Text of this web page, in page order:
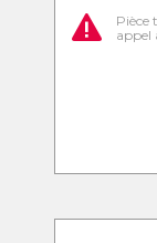
Pièce
appel